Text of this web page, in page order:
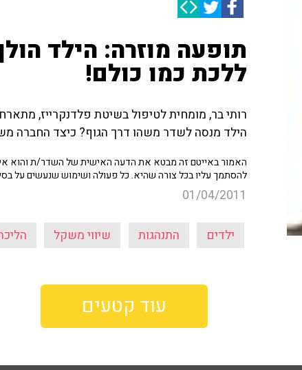
תופעה מוזרה: הילד
ללכת כמו כולם!
רותי בר, מומחית לטיפול בשיטת פלדנקרייז,
הילד מנסה לשדר משהו דרך הגוף? כיצד החברה
האמור באייטם זה מבטא את הדעה האישית של השדר/ת והוא
להסתמך עליו בכל צורה שהיא. כל פעולה ושימוש שנעשים על
01/04/2011
ילדים התנהגות שיווי משקל
עוד קטעים